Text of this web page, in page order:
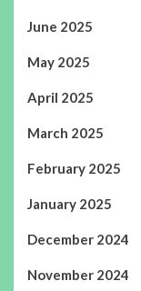
June 2025
May 2025
April 2025
March 2025
February 2025
January 2025
December 2024
November 2024